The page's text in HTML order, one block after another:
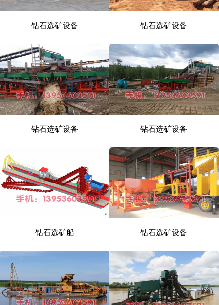
\3
钻石选矿设备 钻石选矿设备
钻石选矿设备 钻石选矿设备
钻石选矿船 钻石选矿设备